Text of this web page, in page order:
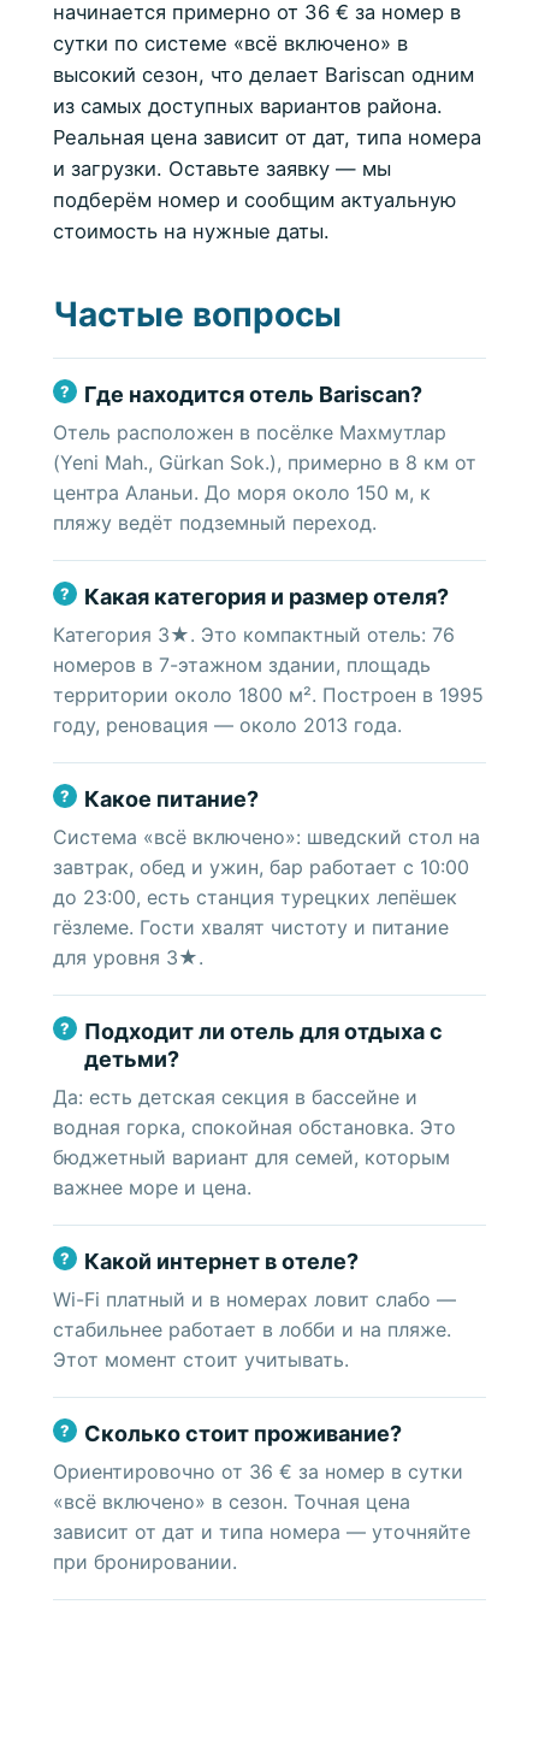
начинается примерно от 36 € за номер в
сутки по системе «всё включено» в
высокий сезон, что делает Bariscan одним
из самых доступных вариантов района.
Реальная цена зависит от дат, типа номера
и загрузки. Оставьте заявку — мы
подберём номер и сообщим актуальную
стоимость на нужные даты.
Частые вопросы
Где находится отель Bariscan?
Отель расположен в посёлке Махмутлар
(Yeni Mah., Gürkan Sok.), примерно в 8 км от
центра Аланьи. До моря около 150 м, к
пляжу ведёт подземный переход.
Какая категория и размер отеля?
Категория 3★. Это компактный отель: 76
номеров в 7-этажном здании, площадь
территории около 1800 м². Построен в 1995
году, реновация — около 2013 года.
Какое питание?
Система «всё включено»: шведский стол на
завтрак, обед и ужин, бар работает с 10:00
до 23:00, есть станция турецких лепёшек
гёзлеме. Гости хвалят чистоту и питание
для уровня 3★.
Подходит ли отель для отдыха с
детьми?
Да: есть детская секция в бассейне и
водная горка, спокойная обстановка. Это
бюджетный вариант для семей, которым
важнее море и цена.
Какой интернет в отеле?
Wi-Fi платный и в номерах ловит слабо —
стабильнее работает в лобби и на пляже.
Этот момент стоит учитывать.
Сколько стоит проживание?
Ориентировочно от 36 € за номер в сутки
«всё включено» в сезон. Точная цена
зависит от дат и типа номера — уточняйте
при бронировании.